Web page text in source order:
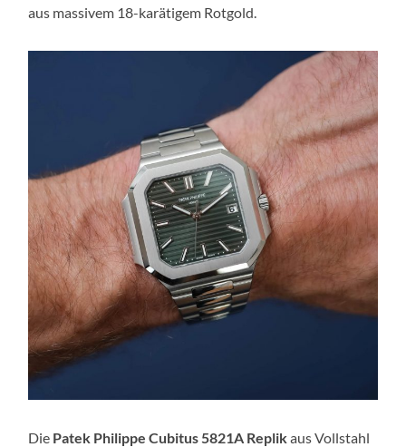
aus massivem 18-karätigem Rotgold.
Die Patek Philippe Cubitus 5821A Replikaus Vollstahl